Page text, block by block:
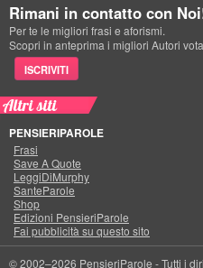
Rimani in contatto con
Per te le migliori frasi e aforismi.
Scopri in anteprima i migliori Autori
ISCRIVITI
Altri siti
PENSIERIPAROLE
Frasi
Save A Quote
LeggiDiMurphy
SanteParole
Shop
Edizioni PensieriParole
Fai pubblicità su questo sito
© 2002–2026 PensieriParole - Tutti i